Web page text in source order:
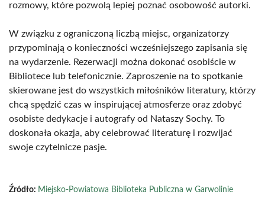
rozmowy, które pozwolą lepiej poznać osobowość autorki.
W związku z ograniczoną liczbą miejsc, organizatorzy
przypominają o konieczności wcześniejszego zapisania się
na wydarzenie. Rezerwacji można dokonać osobiście w
Bibliotece lub telefonicznie. Zaproszenie na to spotkanie
skierowane jest do wszystkich miłośników literatury, którzy
chcą spędzić czas w inspirującej atmosferze oraz zdobyć
osobiste dedykacje i autografy od Nataszy Sochy. To
doskonała okazja, aby celebrować literaturę i rozwijać
swoje czytelnicze pasje.
Źródło: Miejsko-Powiatowa Biblioteka Publiczna w Garwolinie